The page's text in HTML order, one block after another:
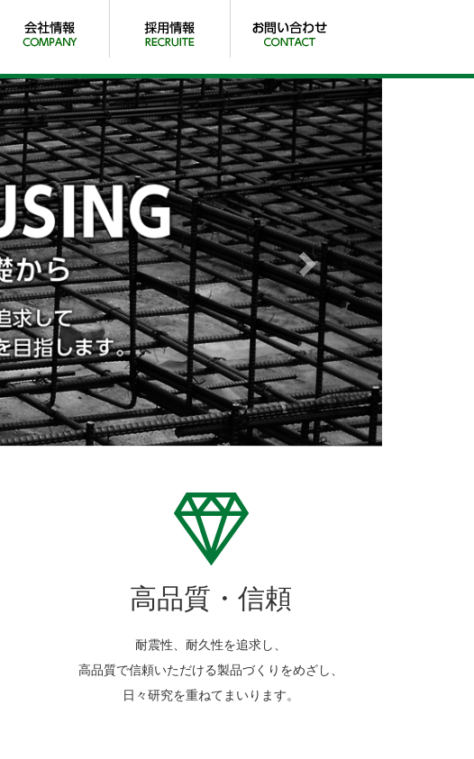
高品質・信頼
耐震性、耐久性を追求し、
高品質で信頼いただける製品づくりをめざし、
日々研究を重ねてまいります。